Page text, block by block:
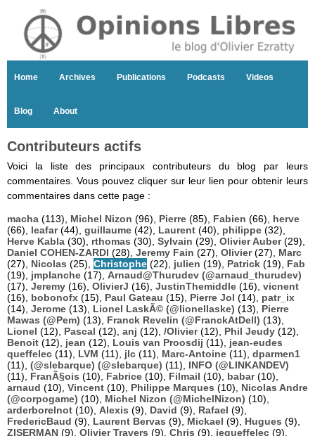
Home Archives Publications Podcasts Videos
Blog About
Contributeurs actifs
Voici la liste des principaux contributeurs du blog par leurs
commentaires. Vous pouvez cliquer sur leur lien pour obtenir leurs
commentaires dans cette page :
macha (113), Michel Nizon (96), Pierre (85), Fabien (66), herve
(66), leafar(44), guillaume (42), Laurent (40), philippe (32),
Herve Kabla (30), rthomas (30), Sylvain (29), Olivier Auber(29),
Daniel COHEN-ZARDI (28), Jeremy Fain (27), Olivier(27), Marc
(27), Nicolas (25), Christophe (22), julien (19), Patrick (19), Fab
(19), jmplanche (17), Arnaud@Thurudev (@arnaud_thurudev)
(17), Jeremy (16), OlivierJ (16), JustinThemiddle (16), vicnent
(16), bobonofx (15), Paul Gateau (15), Pierre Jol (14), patr_ix
(14), Jerome (13), Lionel LaskÃ© (@lionellaske) (13), Pierre
Mawas (@Pem) (13), Franck Revelin (@FranckAtDell) (13),
Lionel (12), Pascal (12), anj (12), /Olivier(12), Phil Jeudy (12),
Benoit (12), jean (12), Louis van Proosdij (11), jean-eudes
queffelec (11), LVM (11), jlc (11), Marc-Antoine (11), dparmen1
(11), (@slebarque) (@slebarque) (11), INFO (@LINKANDEV)
(11), FranÃ§ois (10), Fabrice (10), Filmail (10), babar(10),
arnaud (10), Vincent (10), Philippe Marques (10), Nicolas Andre
(@corpogame) (10), Michel Nizon (@MichelNizon) (10),
arderborelnot (10), Alexis (9), David (9), Rafael (9),
FredericBaud (9), Laurent Bervas (9), Mickael (9), Hugues (9),
ZISERMAN (9), Olivier Travers (9), Chris (9), jequeffelec (9),